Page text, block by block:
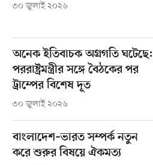
৩০ জুলাই ২০২৬
অনেক ইতিবাচক অগ্রগতি ঘটেছে:
পররাষ্ট্রমন্ত্রীর সঙ্গে বৈঠকের পর
ট্রাম্পের বিশেষ দূত
৩০ জুলাই ২০২৬
বাংলাদেশ–ভারত সম্পর্ক নতুন
করে শুরুর বিষয়ে ঐকমত্য